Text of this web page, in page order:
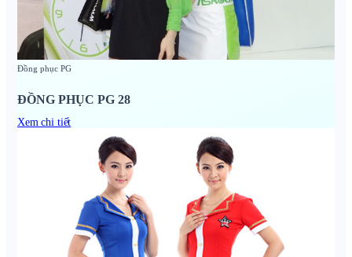
Đồng phục PG
ĐỒNG PHỤC PG 28
Xem chi tiết